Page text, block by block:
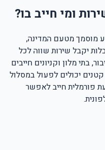
ומי חייב בו?
מוסמך מטעם המדינה,
יקבל שירות שווה לכל
בתי מלון וקניונים חייבים
יכולים לפעול במסלול
פורמלית חייב לאפשר